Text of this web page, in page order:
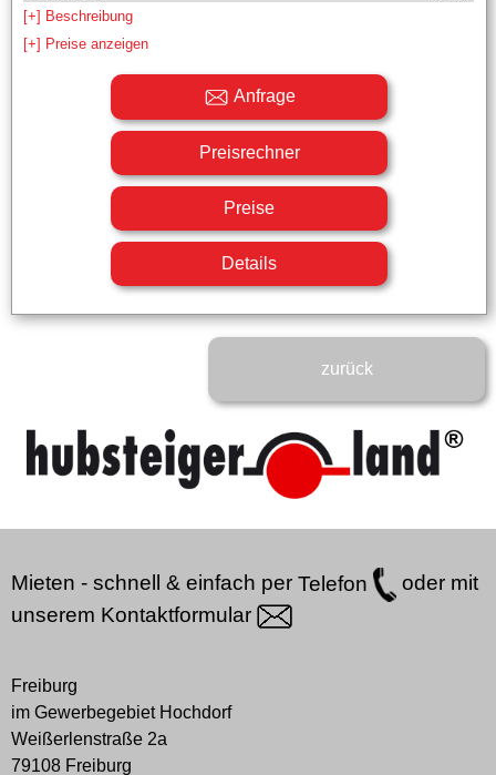
[+] Beschreibung
[+] Preise anzeigen
Anfrage
Preisrechner
Preise
Details
zurück
Mieten - schnell & einfach per Telefon
oder mit
unserem Kontaktformular
Freiburg
im Gewerbegebiet Hochdorf
Weißerlenstraße 2a
79108 Freiburg